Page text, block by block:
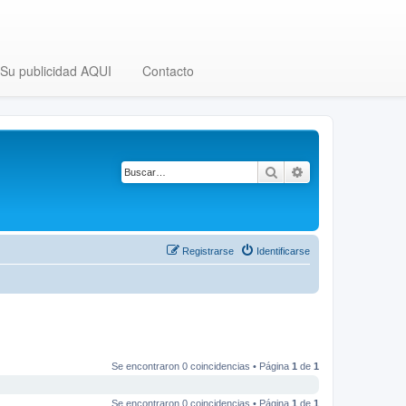
publicidad AQUI Contacto
Buscar
Identificarse
Registrarse
Se encontraron 0 coincidencias • Página 1 de 1
Se encontraron 0 coincidencias • Página 1 de 1